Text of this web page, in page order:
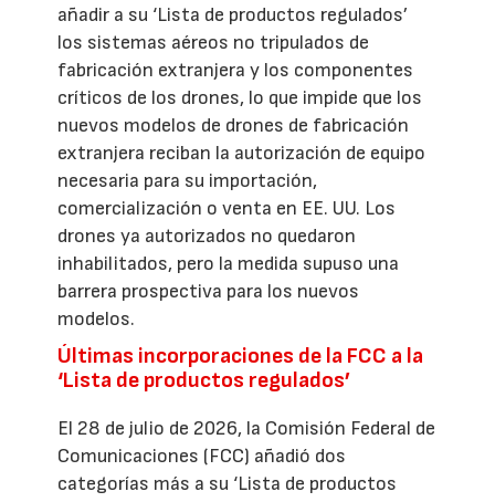
añadir a su ‘Lista de productos regulados’
los sistemas aéreos no tripulados de
fabricación extranjera y los componentes
críticos de los drones, lo que impide que los
nuevos modelos de drones de fabricación
extranjera reciban la autorización de equipo
necesaria para su importación,
comercialización o venta en EE. UU. Los
drones ya autorizados no quedaron
inhabilitados, pero la medida supuso una
barrera prospectiva para los nuevos
modelos.
Últimas incorporaciones de la FCC a la
‘Lista de productos regulados’
El 28 de julio de 2026, la Comisión Federal de
Comunicaciones (FCC) añadió dos
categorías más a su ‘Lista de productos